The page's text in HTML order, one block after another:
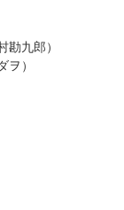
勘九郎）
ヲ）